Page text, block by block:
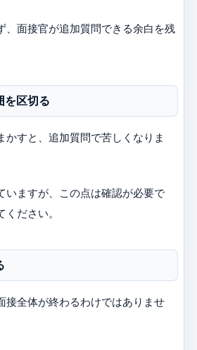
、面接官が追加質問できる余白を残
を区切る
かすと、追加質問で苦しくなりま
いますが、この点は確認が必要で
ださい。
接全体が終わるわけではありませ